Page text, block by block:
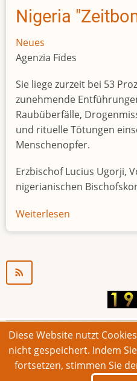
Nigeria
Neues
Agenzia Fides
Sie liege zurzeit bei 53
zunehmende
Raubüberfälle,
und rituelle Tötungen
Menschenopfer.
Erzbischof Lucius Ugorji,
nigerianischen
Weiterlesen
© 2026 Bonner Aufruf.
Footer
Impressum Kontakt
Diese Website nutzt
nicht gespeichert. Indem
fortsetzen, stimmen Sie